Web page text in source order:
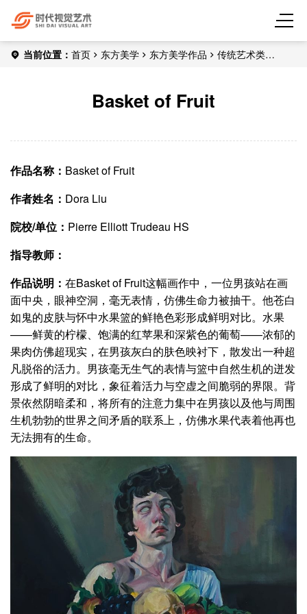
当前位置： 首页 东方美学 东方美学作品
传统艺术类
Basket of Fruit
作品名称： Basket of Fruit
作者姓名： Dora Liu
院校/单位： Pierre Elliott Trudeau HS
指导教师：
作品说明： 在Basket of Fruit这幅画作中，一位男孩站在画
面中央，眼神空洞，毫无表情，仿佛生命力被抽干。他苍白
如鬼的皮肤与怀中水果篮的鲜艳色彩形成鲜明对比。水果
——鲜黄的柠檬、饱满的红苹果和深紫色的葡萄——浓郁的
果肉仿佛超现实，在男孩灰白的肤色映衬下，散发出一种超
凡脱俗的活力。男孩毫无生气的表情与篮中自然生机的迸发
形成了鲜明的对比，象征着活力与空虚之间脆弱的界限。背
景依然阴暗柔和，将所有的注意力集中在男孩以及他与周围
生机勃勃的世界之间矛盾的联系上，仿佛水果代表着他再也
无法拥有的生命。